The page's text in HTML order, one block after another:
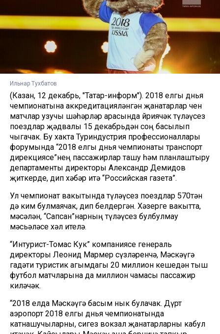
Ильнар Тухбатов
(Казан, 12 декабрь, "Татар-информ"). 2018 елгы дөнья
чемпионатына аккредитацияләнгән җанатарлар өчен
матчлар узучы шәһәрләр арасында йөриячәк түләүсез
поездлар җәдвалы 15 декабрьдән соң басылып
чыгачак. Бу хакта Туриндустрия профессионаллары
форумында “2018 елгы дөнья чемпионаты транспорт
дирекциясе”нең пассажирлар ташу һәм планлаштыру
департаменты директоры Александр Демидов
җиткерде, дип хәбәр итә “Российская газета”.
Ул чемпионат вакытында түләүсез поездлар 570тән
дә ким булмаячак, дип белдергән. Хәзерге вакытта,
мәсәлән, “Сапсан”нарның түләүсез булбулмау
мәсьәләсе хәл ителә.
“Интурист-Томас Кук” компаниясе генераль
директоры Леонид Мармер сүзләренчә, Мәскәүгә
гадәти туристик агымдагы 20 миллион кешедән тыш
футбол матчларына да миллион чамасы пассажир
киләчәк.
“2018 елда Мәскәүгә басым нык булачак. Дүрт
аэропорт 2018 елгы дөнья чемпионатында
катнашучыларны, сигез вокзал җанатарларны кабул